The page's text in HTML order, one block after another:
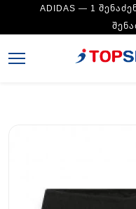
ADIDAS — 1